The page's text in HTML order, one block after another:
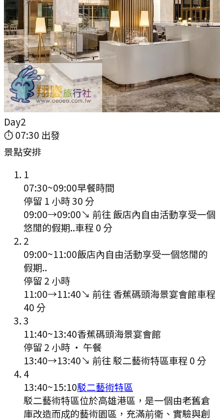
Day2
⏱07:30 出發
景點安排
1
07:30~09:00早餐時間
停留 1 小時 30 分
09:00→09:00↘ 前往 飯店內自由活動享受一個
悠閒的假期..車程 0 分
2
09:00~11:00飯店內自由活動享受一個悠閒的
假期..
停留 2 小時
11:00→11:40↘ 前往 香蕉碼頭海景宴會館車程
40 分
3
11:40~13:40香蕉碼頭海景宴會館
停留 2 小時 · 午餐
13:40→13:40↘ 前往駁二藝術特區車程 0 分
4
13:40~15:10駁二藝術特區
駁二藝術特區位於高雄港區，是一個由老舊倉
庫改造而成的藝術園區，充滿前衛、實驗與創